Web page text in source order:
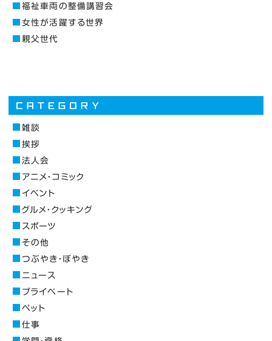
福祉車両の整備講習会
女性が活躍する世界
親父世代
雑談
挨拶
法人会
アニメ・コミック
イベント
グルメ・クッキング
スポーツ
その他
つぶやき・ぼやき
ニュース
プライベート
ペット
仕事